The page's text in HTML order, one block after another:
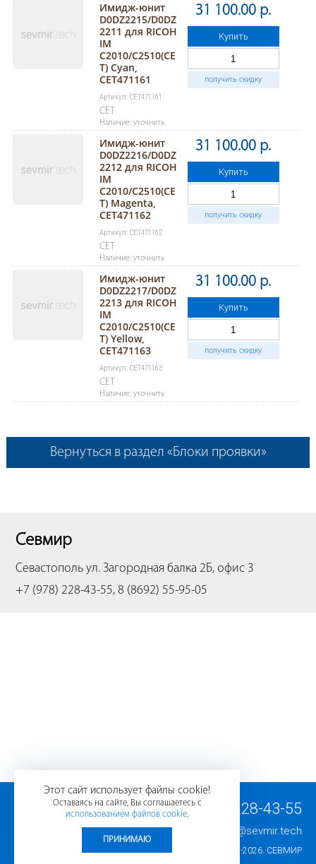
Имидж-юнит
D0DZ2215/D0DZ
2211 для RICOH
IM
C2010/C2510(CE
T) Cyan,
CET471161
Артикул: CET471161
CET
Наличие: уточнить
31 100.00 р.
Купить
получить скидку
Имидж-юнит
D0DZ2216/D0DZ
2212 для RICOH
IM
C2010/C2510(CE
T) Magenta,
CET471162
Артикул: CET471162
CET
Наличие: уточнить
31 100.00 р.
Купить
получить скидку
Имидж-юнит
D0DZ2217/D0DZ
2213 для RICOH
IM
C2010/C2510(CE
T) Yellow,
CET471163
Артикул: CET471163
CET
Наличие: уточнить
31 100.00 р.
Купить
получить скидку
Вернуться в раздел «Блоки проявки»
Севмир
Севастополь ул. Загородная балка 2Б, офис 3
+7 (978) 228-43-55, 8 (8692) 55-95-05
+7 (978) 228-43-55
info@sevmir.tech
© 2008-2026. СЕВМИР
Этот сайт использует файлы cookie!
Оставаясь на сайте, Вы соглашаетесь с
использованием файлов cookie.
ПРИНИМАЮ